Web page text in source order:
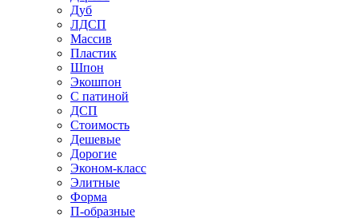
Дуб
ЛДСП
Массив
Пластик
Шпон
Экошпон
С патиной
ДСП
Стоимость
Дешевые
Дорогие
Эконом-класс
Элитные
Форма
П-образные